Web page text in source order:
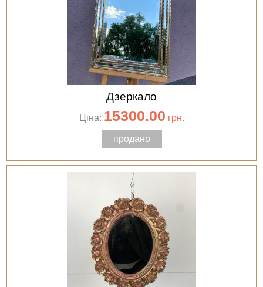
Дзеркало
Ціна: 15300.00 грн.
продано